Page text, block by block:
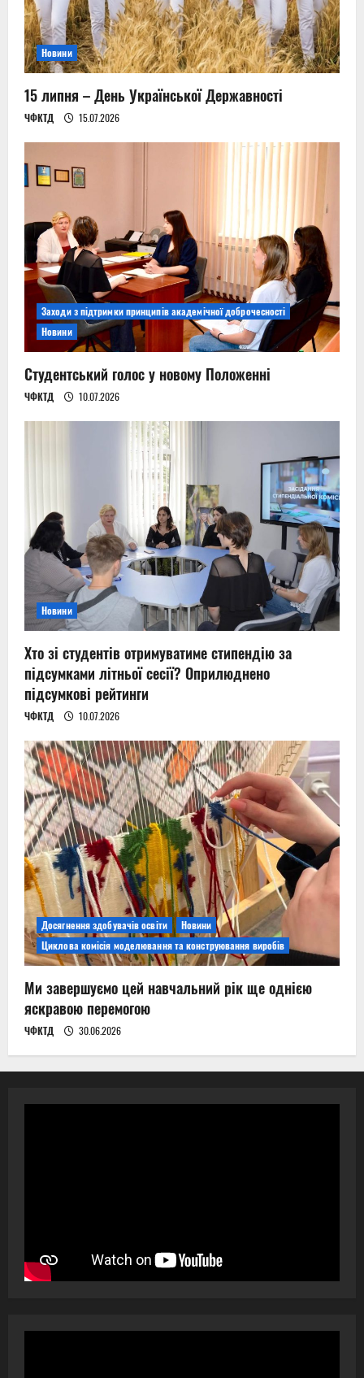
Новини
15 липня – День Української Державності
ЧФКТД 15.07.2026
Заходи з підтримки принципів академічної доброчесності
Новини
Студентський голос у новому Положенні
ЧФКТД 10.07.2026
Новини
Хто зі студентів отримуватиме стипендію за
підсумками літньої сесії? Оприлюднено
підсумкові рейтинги
ЧФКТД 10.07.2026
Досягнення здобувачів освіти
Новини
Циклова комісія моделювання та конструювання виробів
Ми завершуємо цей навчальний рік ще однією
яскравою перемогою
ЧФКТД 30.06.2026